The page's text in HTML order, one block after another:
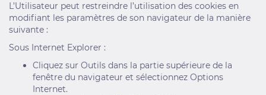
L’Utilisateur peut restreindre l’utilisation des cookies en
modifiant les paramètres de son navigateur de la manière
suivante :
Sous Internet Explorer :
Cliquez sur Outils dans la partie supérieure de la
fenêtre du navigateur et sélectionnez Options
Internet.